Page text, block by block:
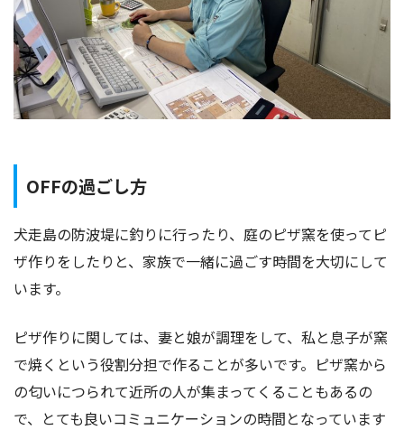
OFFの過ごし方
犬走島の防波堤に釣りに行ったり、庭のピザ窯を使ってピ
ザ作りをしたりと、家族で一緒に過ごす時間を大切にして
います。
ピザ作りに関しては、妻と娘が調理をして、私と息子が窯
で焼くという役割分担で作ることが多いです。ピザ窯から
の匂いにつられて近所の人が集まってくることもあるの
で、とても良いコミュニケーションの時間となっています